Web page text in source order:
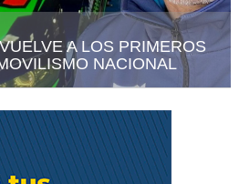
A LOS PRIMEROS
NACIONAL